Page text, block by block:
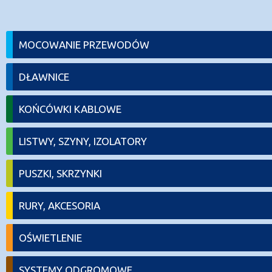
MOCOWANIE PRZEWODÓW
DŁAWNICE
KOŃCÓWKI KABLOWE
LISTWY, SZYNY, IZOLATORY
PUSZKI, SKRZYNKI
RURY, AKCESORIA
OŚWIETLENIE